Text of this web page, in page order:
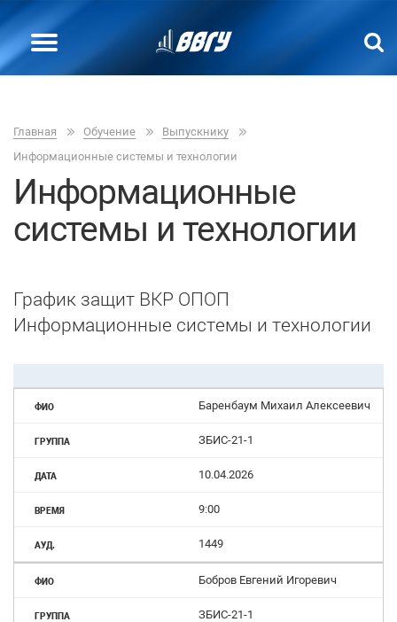
Главная Обучение
Выпускнику
Информационные системы и технологии
Информационные
системы и технологии
График защит ВКР ОПОП
Информационные системы и технологии
Баренбаум Михаил Алексеевич
ЗБИС-21-1
10.04.2026
9:00
1449
Бобров Евгений Игоревич
ЗБИС-21-1